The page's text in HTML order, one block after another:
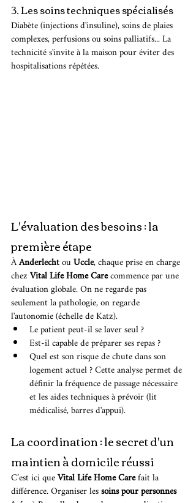
3. Les soins techniques spécialisés
Diabète (injections d'insuline), soins de plaies
complexes, perfusions ou soins palliatifs... La
technicité s'invite à la maison pour éviter des
hospitalisations répétées.
L'évaluation des besoins : la
première étape
À Anderlecht ou Uccle, chaque prise en charge
chez Vital Life Home Care commence par une
évaluation globale. On ne regarde pas
seulement la pathologie, on regarde
l'autonomie (échelle de Katz).
Le patient peut-il se laver seul ?
Est-il capable de préparer ses repas ?
Quel est son risque de chute dans son
logement actuel ? Cette analyse permet de
définir la fréquence de passage nécessaire
et les aides techniques à prévoir (lit
médicalisé, barres d'appui).
La coordination : le secret d'un
maintien à domicile réussi
C’est ici que Vital Life Home Care fait la
différence. Organiser les soins pour personnes